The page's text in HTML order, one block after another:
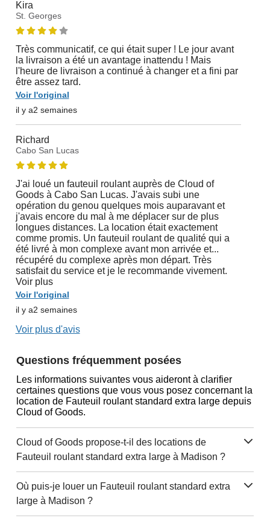
Kira
St. Georges
Très communicatif, ce qui était super ! Le jour avant
la livraison a été un avantage inattendu ! Mais
l'heure de livraison a continué à changer et a fini par
être assez tard.
Voir l'original
il y a2 semaines
Richard
Cabo San Lucas
J'ai loué un fauteuil roulant auprès de Cloud of
Goods à Cabo San Lucas. J'avais subi une
opération du genou quelques mois auparavant et
j'avais encore du mal à me déplacer sur de plus
longues distances. La location était exactement
comme promis. Un fauteuil roulant de qualité qui a
été livré à mon complexe avant mon arrivée et...
récupéré du complexe après mon départ. Très
satisfait du service et je le recommande vivement.
Voir plus
Voir l'original
il y a2 semaines
Voir plus d'avis
Questions fréquemment posées
Les informations suivantes vous aideront à clarifier
certaines questions que vous vous posez concernant la
location de Fauteuil roulant standard extra large depuis
Cloud of Goods.
Cloud of Goods propose-t-il des locations de
Fauteuil roulant standard extra large à Madison ?
Où puis-je louer un Fauteuil roulant standard extra
large à Madison ?